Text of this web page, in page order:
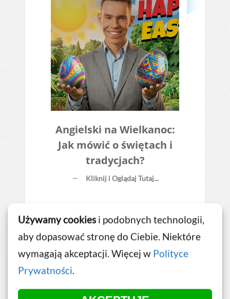
Używamy cookiesi podobnych technologii,
aby dopasować stronę do Ciebie. Niektóre
wymagają akceptacji. Więcej w Polityce
Prywatności.
Angielski na Wielkanoc:
Jak mówić o świętach i
tradycjach?
Kliknij i Oglądaj Tutaj...